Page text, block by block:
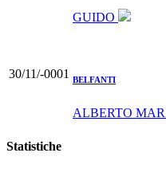
GUIDO
30/11/-0001 BELFANTI
ALBERTO
Statistiche